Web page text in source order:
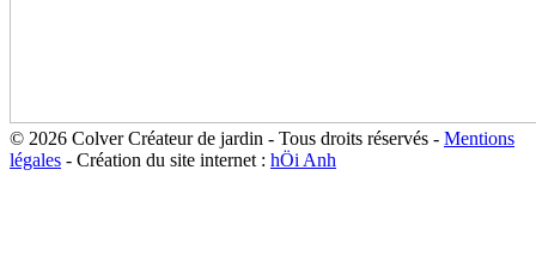
© 2026 Colver Créateur de jardin - Tous droits réservés - Mentions
légales - Création du site internet : hÖi Anh